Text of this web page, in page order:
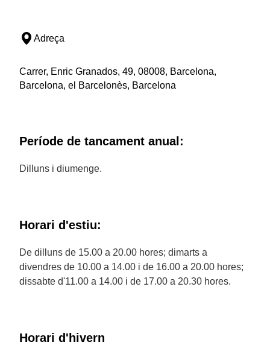
Adreça
Carrer, Enric Granados, 49, 08008, Barcelona,
Barcelona, el Barcelonès, Barcelona
Període de tancament anual:
Dilluns i diumenge.
Horari d'estiu:
De dilluns de 15.00 a 20.00 hores; dimarts a
divendres de 10.00 a 14.00 i de 16.00 a 20.00 hores;
dissabte d'11.00 a 14.00 i de 17.00 a 20.30 hores.
Horari d'hivern